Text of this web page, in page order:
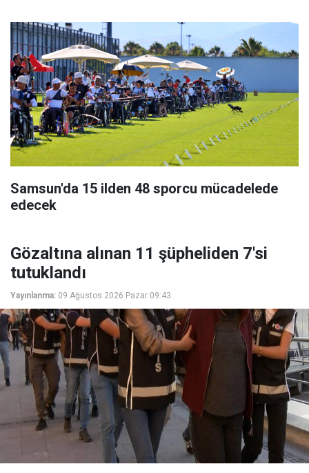
Samsun'da 15 ilden 48 sporcu mücadelede
edecek
Gözaltına alınan 11 şüpheliden 7'si
tutuklandı
Yayınlanma: 09 Ağustos 2026 Pazar 09:43